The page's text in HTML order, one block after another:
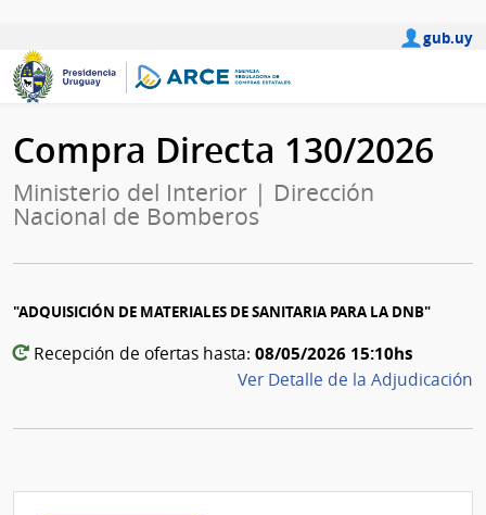
gub.uy
Compra Directa 130/2026
Ministerio del Interior | Dirección
Nacional de Bomberos
"ADQUISICIÓN DE MATERIALES DE SANITARIA PARA LA DNB"
Recepción de ofertas hasta: 08/05/2026 15:10hs
Ver Detalle de la Adjudicación